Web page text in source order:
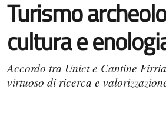
Turismo
cultura e
Accordo tra Unict e Cantine
virtuoso di ricerca e